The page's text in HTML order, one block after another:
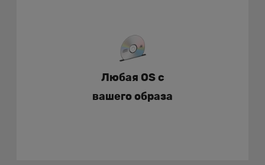
Любая OS с
вашего образа